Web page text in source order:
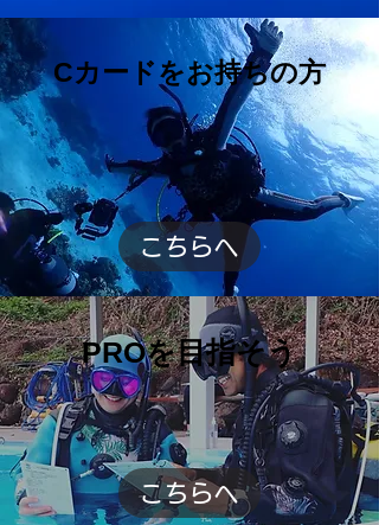
Cカードをお持ちの方
こちらへ
PROを目指そう
こちらへ